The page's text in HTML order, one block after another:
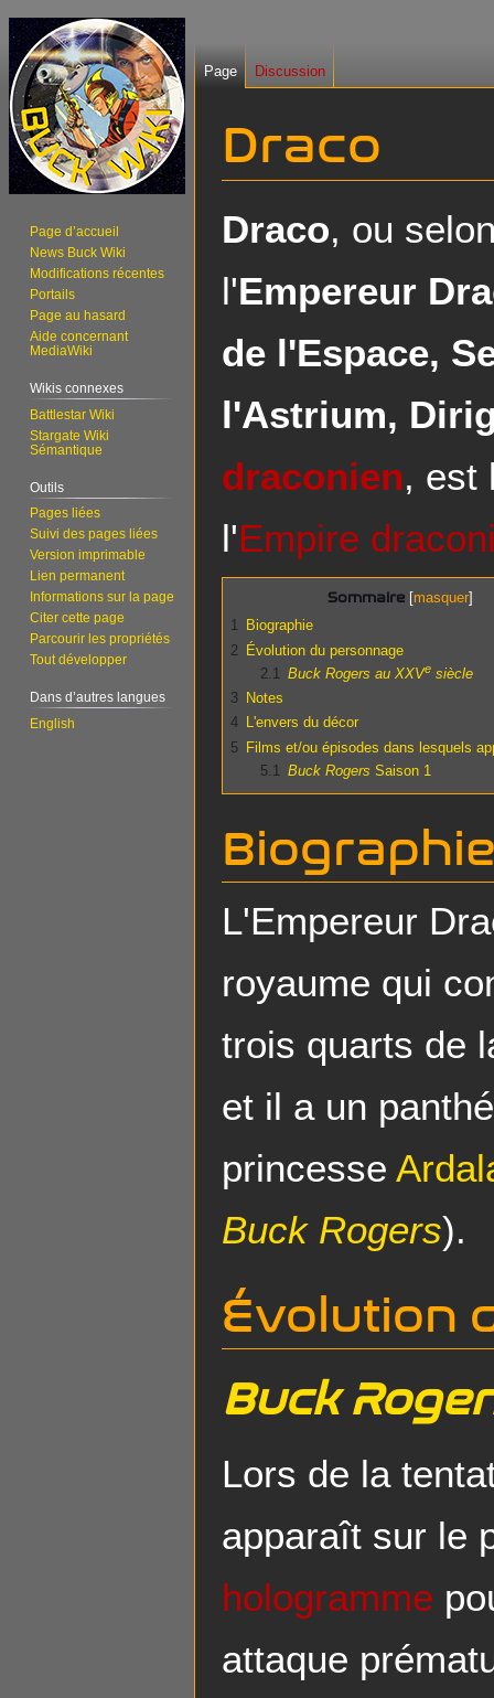
Draco
navigation
recherche
Draco, ou
l'Empereur
de l'Espace,
l'Astrium,
draconien, est
l'Empire
Sommaire
1 Biographie
2
Évolution du personnage
2.1
Buck Rogers au XXVesiècle
3 Notes
4 L'envers du décor
5 Films et/ou épisodes dans lesquels
5.1
Buck Rogers Saison 1
L'Empereur
royaume qui
trois quarts de
et il a un
princesse
Buck Rogers).
Évolution
Buck
Lors de la
apparaît sur le
hologramme
attaque
Page Discussion
Page d’accueil
News Buck Wiki
Modifications récentes
Portails
Page au hasard
Aide concernant
MediaWiki
Wikis connexes
Battlestar Wiki
Stargate Wiki
Sémantique
Outils
Pages liées
Suivi des pages liées
Version imprimable
Lien permanent
Informations sur la page
Citer cette page
Parcourir les propriétés
Tout développer
Dans d’autres langues
English